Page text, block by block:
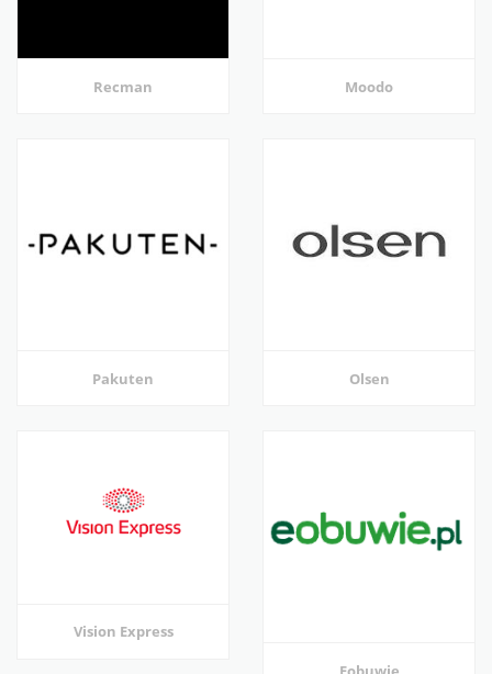
Recman Moodo
Pakuten Olsen
Vision Express